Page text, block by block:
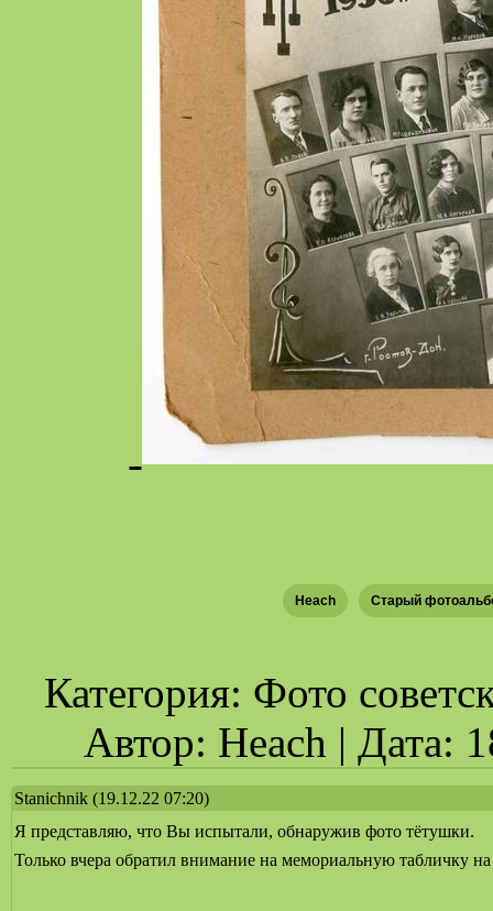
Heach Старый
Категория: Фото
Автор: Heach | Дата:
Stanichnik (19.12.22 07:20)
Я представляю, что Вы испытали, обнаружив фото тётушки.
Только вчера обратил внимание на мемориальную табличку